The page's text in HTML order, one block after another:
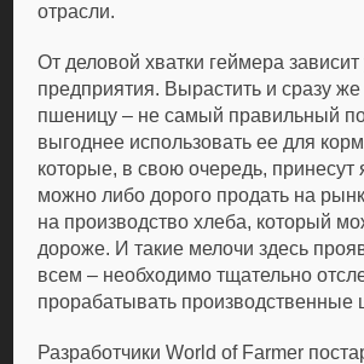
отрасли.
От деловой хватки геймера
предприятия. Вырастить и сразу же
пшеницу – не самый правильный
выгоднее использовать ее для
которые, в свою очередь, принесут
можно либо дорого продать на
на производство хлеба, который
дороже. И такие мелочи здесь
всем – необходимо тщательно
прорабатывать производственные
Разработчики World of Farmer